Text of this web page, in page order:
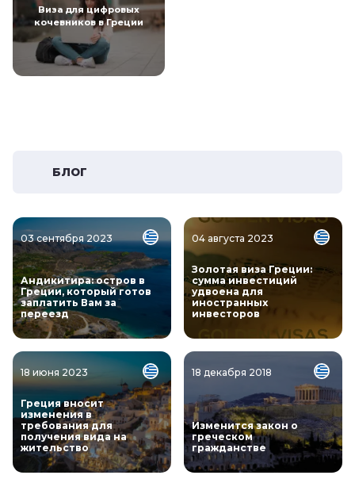
Виза для цифровых
кочевников в Греции
БЛОГ
Андикитира: остров в
Греции, который готов
заплатить Вам за
переезд
03 сентября 2023
Золотая виза Греции:
сумма инвестиций
удвоена для
иностранных
инвесторов
04 августа 2023
Греция вносит
изменения в
требования для
получения вида на
жительство
18 июня 2023
Изменится закон о
греческом
гражданстве
18 декабря 2018